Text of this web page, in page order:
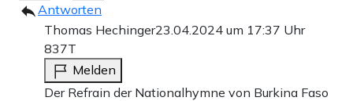
Antworten
Thomas Hechinger23.04.2024 um 17:37 Uhr
837T
Melden
Der Refrain der Nationalhymne von Burkina Faso